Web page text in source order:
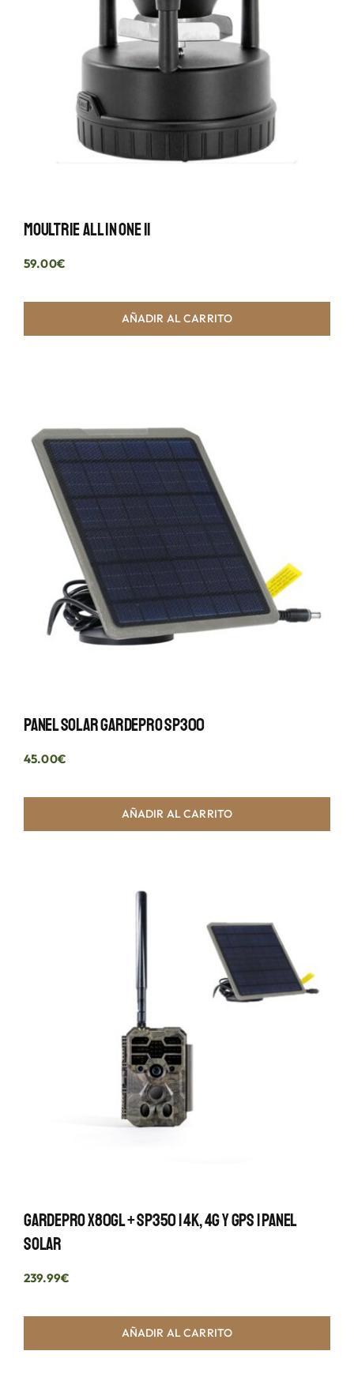
Moultrie All In One II
59.00€
AÑADIR AL CARRITO
Panel Solar GardePro SP300
45.00€
AÑADIR AL CARRITO
GardePro X80GL + SP350 | 4K, 4G Y GPS | Panel
Solar
239.99€
AÑADIR AL CARRITO